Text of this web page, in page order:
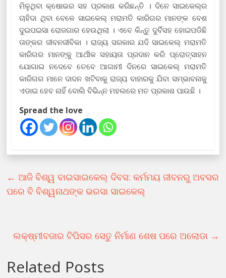
ମିଳୁଥିବା କ୍ଷୋଭର ସହ ପ୍ରକାଶ କରିଛନ୍ତି । ଦିନେ ସାଇକେଲ୍‌ର
ଚାହିଦା ଥିବା ବେଳେ ସାଇକେଲ୍ ମରାମତି କାରିଗର ମାନଙ୍କ ବେଶ
ଦୁଇପଇସା ରୋଜଗାର ହେଉଥିଲା । ଏବେ କିନ୍ତୁ ଦୁର୍ବିସହ ହୋଇପଡିଛି
ତାଙ୍କର ଜୀବନଜୀବିକା । ରାଜ୍ୟ ସରକାର ଯଦି ସାଇକେଲ୍ ମରାମତି
କାରିଗର ମାନଙ୍କୁ ଆର୍ଥୀକ ସହାୟତା ପ୍ରଦାନ କରି ପ୍ରୋତ୍ସାହନ
ଯୋଗାଇ ନଦେବେ ତେବେ ଆଗାମୀ ଦିନରେ ସାଇକେଲ୍ ମରାମତି
କାରିଗର ମାନେ ଦାଦନ ଖଟିବାକୁ ରାଜ୍ୟ ବାହାରକୁ ଯିବା ସମ୍ଭାବନାକୁ
ଏଡାଇ ହେବ ନାହିଁ ବୋଲି ବିଭିନ୍ନ ମହଲରେ ମତ ପ୍ରକାଶ ପାଉଛି ।
Spread the love
← ଆଜି ବିଶ୍ୱ ବାଇସାଇକେଲ୍‍ ଦିବସ: କର୍ମମୟ ଜୀବନରୁ ଅବସର
ପରେ ବି ବିଶ୍ୱନାଥଙ୍କ ଭରସା ସାଇକେଲ୍‍
ଲକ୍ଷ୍ମୀବଜାର ଟିପିସର ସେତୁ ନିର୍ମାଣ ଶେଷ ପରେ ଅଲୋଡା →
Related Posts